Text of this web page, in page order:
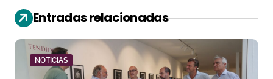
ó
n
Entradas relacionadas
NOTICIAS